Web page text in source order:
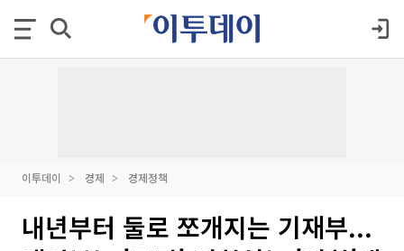
이투데이 경제 경제정책
내년부터 둘로 쪼개지는 기재부...